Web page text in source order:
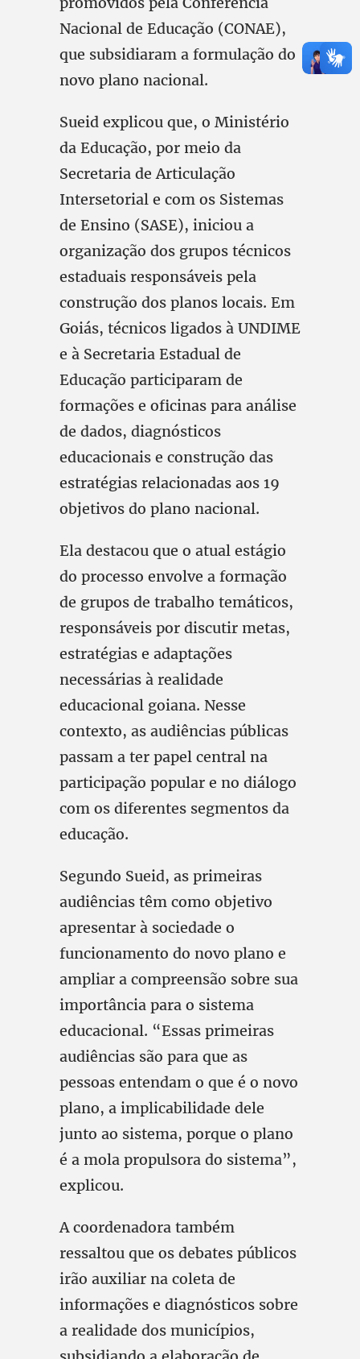
Nacional de Educação (CONAE),
que subsidiaram a formulação do
novo plano nacional.
Sueid explicou que, o Ministério
da Educação, por meio da
Secretaria de Articulação
Intersetorial e com os Sistemas
de Ensino (SASE), iniciou a
organização dos grupos técnicos
estaduais responsáveis pela
construção dos planos locais. Em
Goiás, técnicos ligados à UNDIME
e à Secretaria Estadual de
Educação participaram de
formações e oficinas para análise
de dados, diagnósticos
educacionais e construção das
estratégias relacionadas aos 19
objetivos do plano nacional.
Ela destacou que o atual estágio
do processo envolve a formação
de grupos de trabalho temáticos,
responsáveis por discutir metas,
estratégias e adaptações
necessárias à realidade
educacional goiana. Nesse
contexto, as audiências públicas
passam a ter papel central na
participação popular e no diálogo
com os diferentes segmentos da
educação.
Segundo Sueid, as primeiras
audiências têm como objetivo
apresentar à sociedade o
funcionamento do novo plano e
ampliar a compreensão sobre sua
importância para o sistema
educacional. “Essas primeiras
audiências são para que as
pessoas entendam o que é o novo
plano, a implicabilidade dele
junto ao sistema, porque o plano
é a mola propulsora do sistema”,
explicou.
A coordenadora também
ressaltou que os debates públicos
irão auxiliar na coleta de
informações e diagnósticos sobre
a realidade dos municípios,